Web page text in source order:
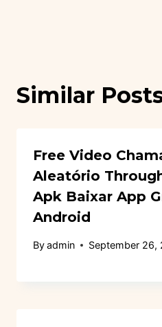
Similar
Free Video
Aleatório
Apk Baixar App
Android
Byadmin September 26,